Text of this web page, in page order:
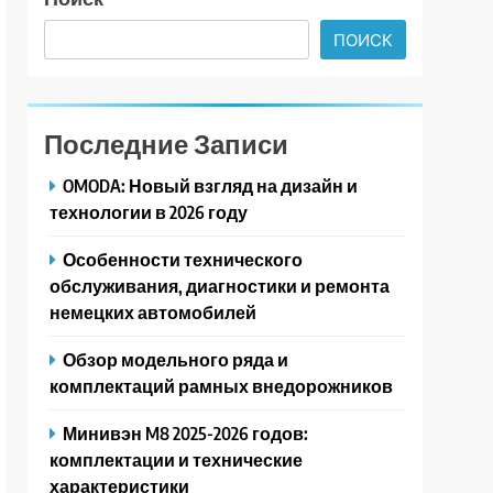
ПОИСК
Последние Записи
OMODA: Новый взгляд на дизайн и
технологии в 2026 году
Особенности технического
обслуживания, диагностики и ремонта
немецких автомобилей
Обзор модельного ряда и
комплектаций рамных внедорожников
Минивэн M8 2025-2026 годов:
комплектации и технические
характеристики